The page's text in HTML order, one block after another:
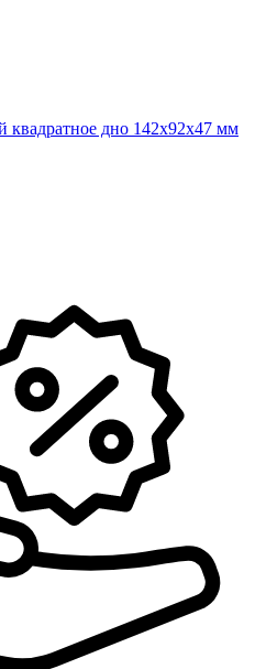
квадратное дно 142х92х47 мм